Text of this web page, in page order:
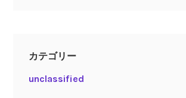
カテゴリー
unclassified